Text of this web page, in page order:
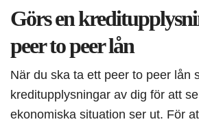
Görs en
peer to peer lån
När du ska ta ett peer to peer lån
kreditupplysningar av dig för att
ekonomiska situation ser ut. För